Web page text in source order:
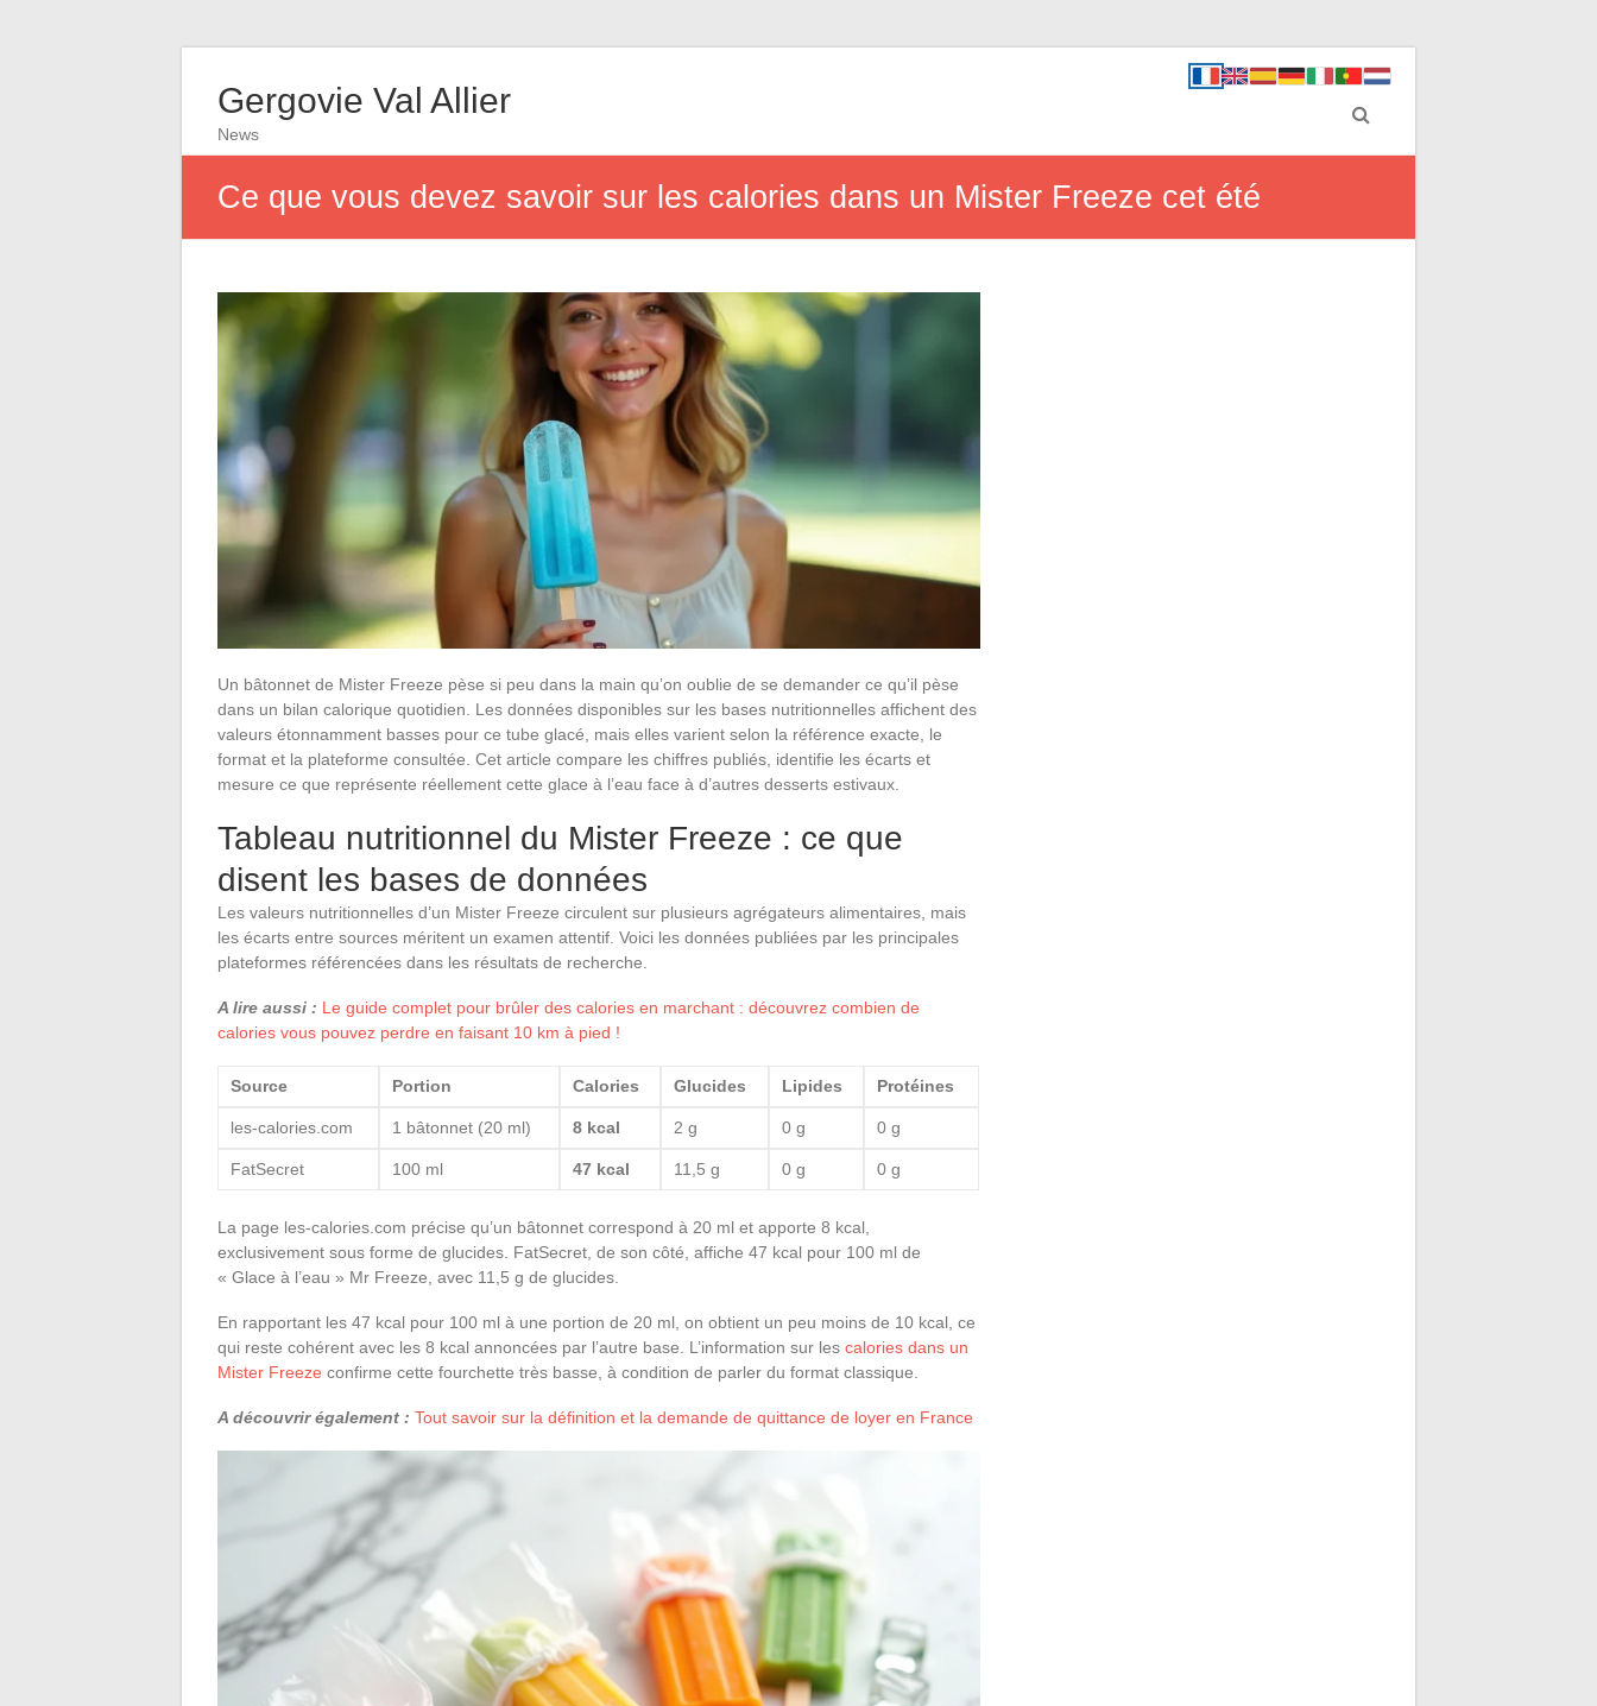
Gergovie Val Allier
News
Ce que vous devez savoir sur les calories dans un Mister Freeze cet été
Un bâtonnet de Mister Freeze pèse si peu dans la main qu’on oublie de se demander ce qu’il pèse
dans un bilan calorique quotidien. Les données disponibles sur les bases nutritionnelles affichent des
valeurs étonnamment basses pour ce tube glacé, mais elles varient selon la référence exacte, le
format et la plateforme consultée. Cet article compare les chiffres publiés, identifie les écarts et
mesure ce que représente réellement cette glace à l’eau face à d’autres desserts estivaux.
Tableau nutritionnel du Mister Freeze : ce que
disent les bases de données
Les valeurs nutritionnelles d’un Mister Freeze circulent sur plusieurs agrégateurs alimentaires, mais
les écarts entre sources méritent un examen attentif. Voici les données publiées par les principales
plateformes référencées dans les résultats de recherche.
A lire aussi : Le guide complet pour brûler des calories en marchant : découvrez combien de
calories vous pouvez perdre en faisant 10 km à pied !
Source Portion Calories Glucides Lipides Protéines
les-calories.com 1 bâtonnet (20 ml) 8 kcal 2 g 0 g 0 g
FatSecret 100 ml 47 kcal 11,5 g 0 g 0 g
La page les-calories.com précise qu’un bâtonnet correspond à 20 ml et apporte 8 kcal,
exclusivement sous forme de glucides. FatSecret, de son côté, affiche 47 kcal pour 100 ml de
« Glace à l’eau » Mr Freeze, avec 11,5 g de glucides.
En rapportant les 47 kcal pour 100 ml à une portion de 20 ml, on obtient un peu moins de 10 kcal, ce
qui reste cohérent avec les 8 kcal annoncées par l’autre base. L’information sur les calories dans un
Mister Freeze confirme cette fourchette très basse, à condition de parler du format classique.
A découvrir également : Tout savoir sur la définition et la demande de quittance de loyer en France